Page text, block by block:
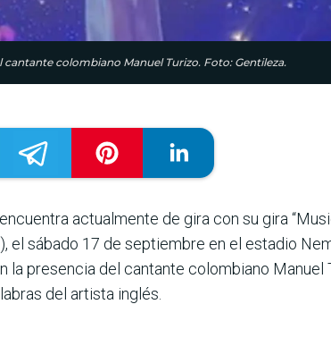
colombiano Manuel Turizo. Foto: Gentileza.
actualmente de gira con su gira
el sábado 17 de septiembre en el estadio
presencia del cantante colombiano Manuel
del artista inglés.